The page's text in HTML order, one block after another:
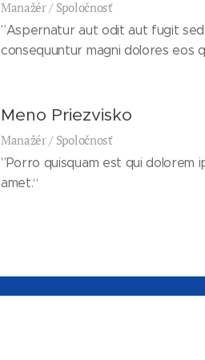
Manažér / Spoločnosť
”Aspernatur aut odit aut fugit sed
consequuntur magni dolores eos
Meno Priezvisko
Manažér / Spoločnosť
”Porro quisquam est qui dolorem
amet.“